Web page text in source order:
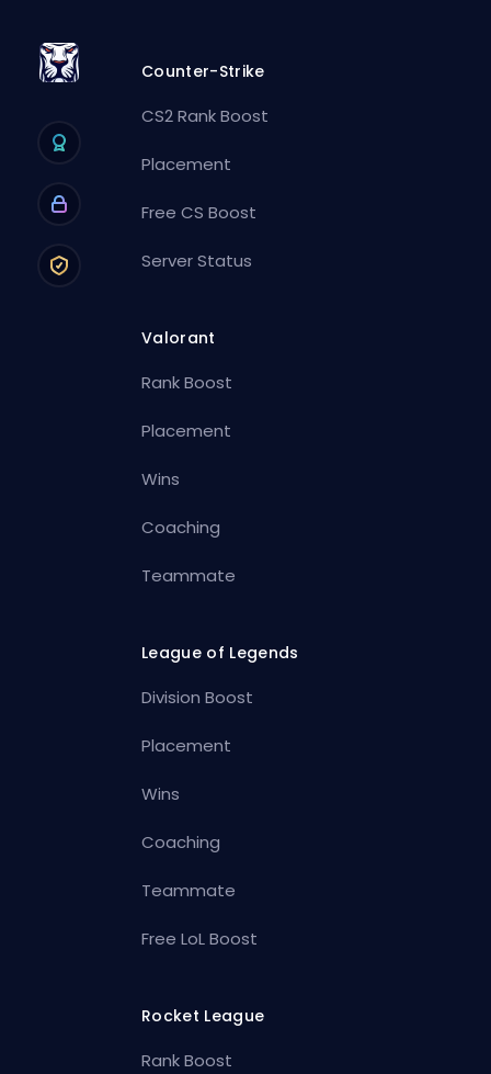
Counter-Strike
CS2 Rank Boost
Placement
Free CS Boost
Server Status
Valorant
Rank Boost
Placement
Wins
Coaching
Teammate
League of Legends
Division Boost
Placement
Wins
Coaching
Teammate
Free LoL Boost
Rocket League
Rank Boost